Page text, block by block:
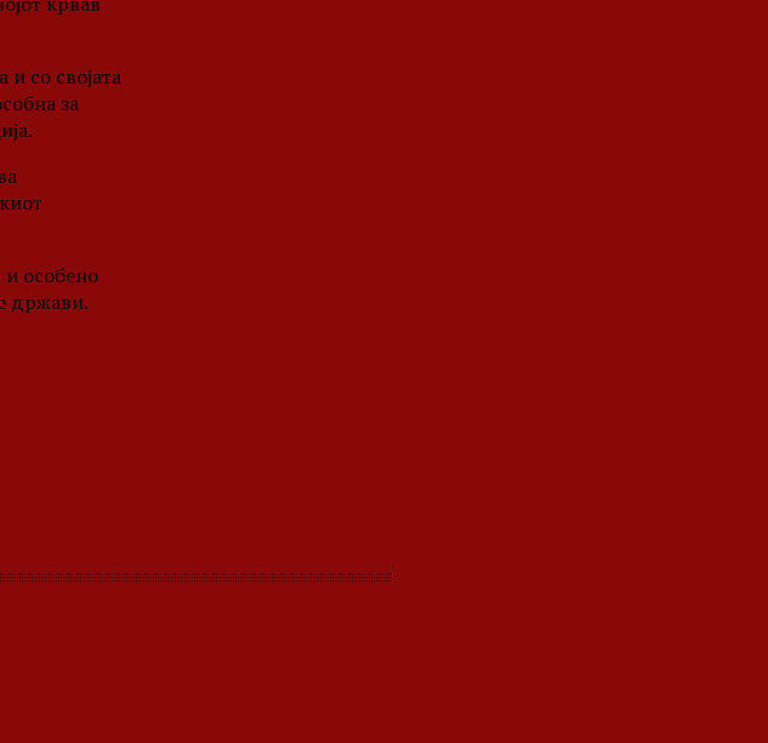
со својата
за
и особено
држави.